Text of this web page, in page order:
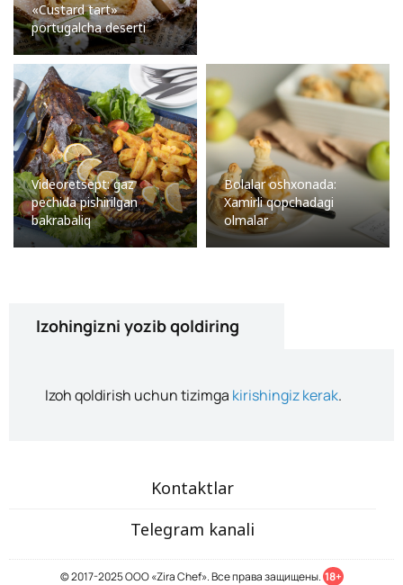
«Custard tart»
portugalcha deserti
Videoretsept: gaz
pechida pishirilgan
bakrabaliq
Bolalar oshxonada:
Xamirli qopchadagi
olmalar
Izohingizni yozib qoldiring
Izoh qoldirish uchun tizimga kirishingiz kerak.
Kontaktlar
Telegram kanali
© 2017-2025 ООО «Zira Chef». Все права защищены. 18+